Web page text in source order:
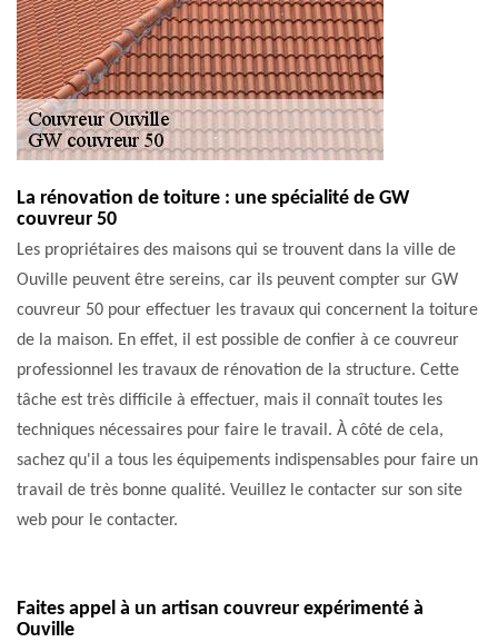
La rénovation de toiture : une spécialité de GW
couvreur 50
Les propriétaires des maisons qui se trouvent dans la ville de
Ouville peuvent être sereins, car ils peuvent compter sur GW
couvreur 50 pour effectuer les travaux qui concernent la toiture
de la maison. En effet, il est possible de confier à ce couvreur
professionnel les travaux de rénovation de la structure. Cette
tâche est très difficile à effectuer, mais il connaît toutes les
techniques nécessaires pour faire le travail. À côté de cela,
sachez qu'il a tous les équipements indispensables pour faire un
travail de très bonne qualité. Veuillez le contacter sur son site
web pour le contacter.
Faites appel à un artisan couvreur expérimenté à
Ouville